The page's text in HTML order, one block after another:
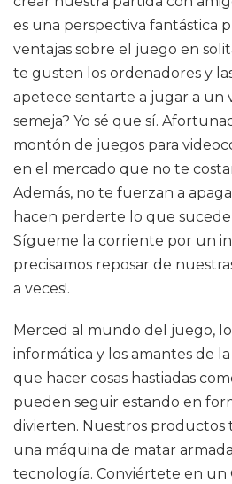
es una perspectiva fantástica
ventajas sobre el juego en
te gusten los ordenadores y
apetece sentarte a jugar a un
semeja? Yo sé que sí.
montón de juegos para
en el mercado que no te
Además, no te fuerzan a
hacen perderte lo que sucede
Sígueme la corriente por un
precisamos reposar de
a veces!.
Merced al mundo del juego,
informática y los amantes de
que hacer cosas hastiadas
pueden seguir estando en
divierten. Nuestros productos
una máquina de matar
tecnología. Conviértete en un